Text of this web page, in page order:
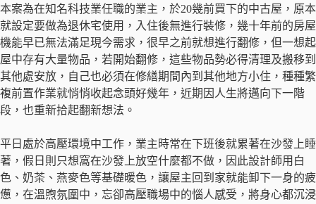
本案為在知名科技業任職的業主，於20幾前買下的中古屋，原本
就設定要做為退休宅使用，入住後無進行裝修，幾十年前的房屋
機能早已無法滿足現今需求，很早之前就想進行翻修，但一想起
屋中存有大量物品，若開始翻修，這些物品勢必得清理及搬移到
其他處安放，自己也必須在修繕期間內到其他地方小住，種種繁
複前置作業就悄悄收起念頭好幾年，近期因人生將邁向下一階
段，也重新拾起翻新想法。
平日處於高壓環境中工作，業主時常在下班後就累著在沙發上睡
著，假日則只想窩在沙發上放空什麼都不做，因此設計師用白
色、奶茶、燕麥色等基礎暖色，讓屋主回到家就能卸下一身的疲
憊，在溫煦氛圍中，忘卻高壓職場中的惱人感受，將身心都沉浸